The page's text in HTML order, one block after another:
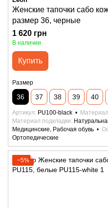
Женские тапочки сабо
размер 36, черные
1 620 грн
В наличии
Купить
Размер
36 37 38 39 40
Артикул PU100-black
Материал подкладки
Медицинские, Рабочая обувь
Ортопедические
−5%